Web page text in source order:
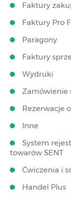
Faktury
Faktury Pro
Paragony
Faktury
Wydruki
Zamówienie
Rezerwacje
Inne
System
towarów SENT
Ćwiczenia i
Handel Plus